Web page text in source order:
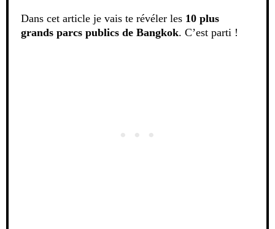
Dans cet article je vais te révéler les 10 plus
grands parcs publics de Bangkok. C’est parti !